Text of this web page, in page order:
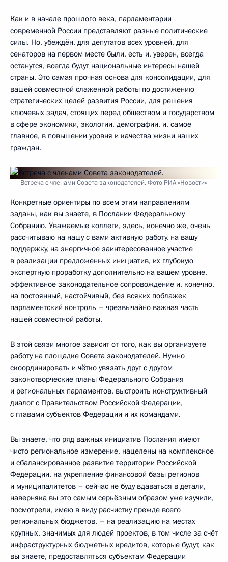
Как и в начале прошлого века, парламентарии
современной России представляют разные политические
силы. Но, убеждён, для депутатов всех уровней, для
сенаторов на первом месте были, есть и, уверен, всегда
останутся, всегда будут национальные интересы нашей
страны. Это самая прочная основа для консолидации, для
вашей совместной слаженной работы по достижению
стратегических целей развития России, для решения
ключевых задач, стоящих перед обществом и государством
в сфере экономики, экологии, демографии, и, самое
главное, в повышении уровня и качества жизни наших
граждан.
Встреча с членами Совета законодателей. Фото РИА «Новости»
Конкретные ориентиры по всем этим направлениям
заданы, как вы знаете, в Послании Федеральному
Собранию. Уважаемые коллеги, здесь, конечно же, очень
рассчитываю на нашу с вами активную работу, на вашу
поддержку, на энергичное заинтересованное участие
в реализации предложенных инициатив, их глубокую
экспертную проработку дополнительно на вашем уровне,
эффективное законодательное сопровождение и, конечно,
на постоянный, настойчивый, без всяких поблажек
парламентский контроль – чрезвычайно важная часть
нашей совместной работы.
В этой связи многое зависит от того, как вы организуете
работу на площадке Совета законодателей. Нужно
скоординировать и чётко увязать друг с другом
законотворческие планы Федерального Собрания
и региональных парламентов, выстроить конструктивный
диалог с Правительством Российской Федерации,
с главами субъектов Федерации и их командами.
Вы знаете, что ряд важных инициатив Послания имеют
чисто региональное измерение, нацелены на комплексное
и сбалансированное развитие территории Российской
Федерации, на укрепление финансовой базы регионов
и муниципалитетов – сейчас не буду вдаваться в детали,
наверняка вы это самым серьёзным образом уже изучили,
посмотрели, имею в виду расчистку прежде всего
региональных бюджетов, – на реализацию на местах
крупных, значимых для людей проектов, в том числе за счёт
инфраструктурных бюджетных кредитов, которые будут, как
вы знаете, предоставляться субъектам Федерации